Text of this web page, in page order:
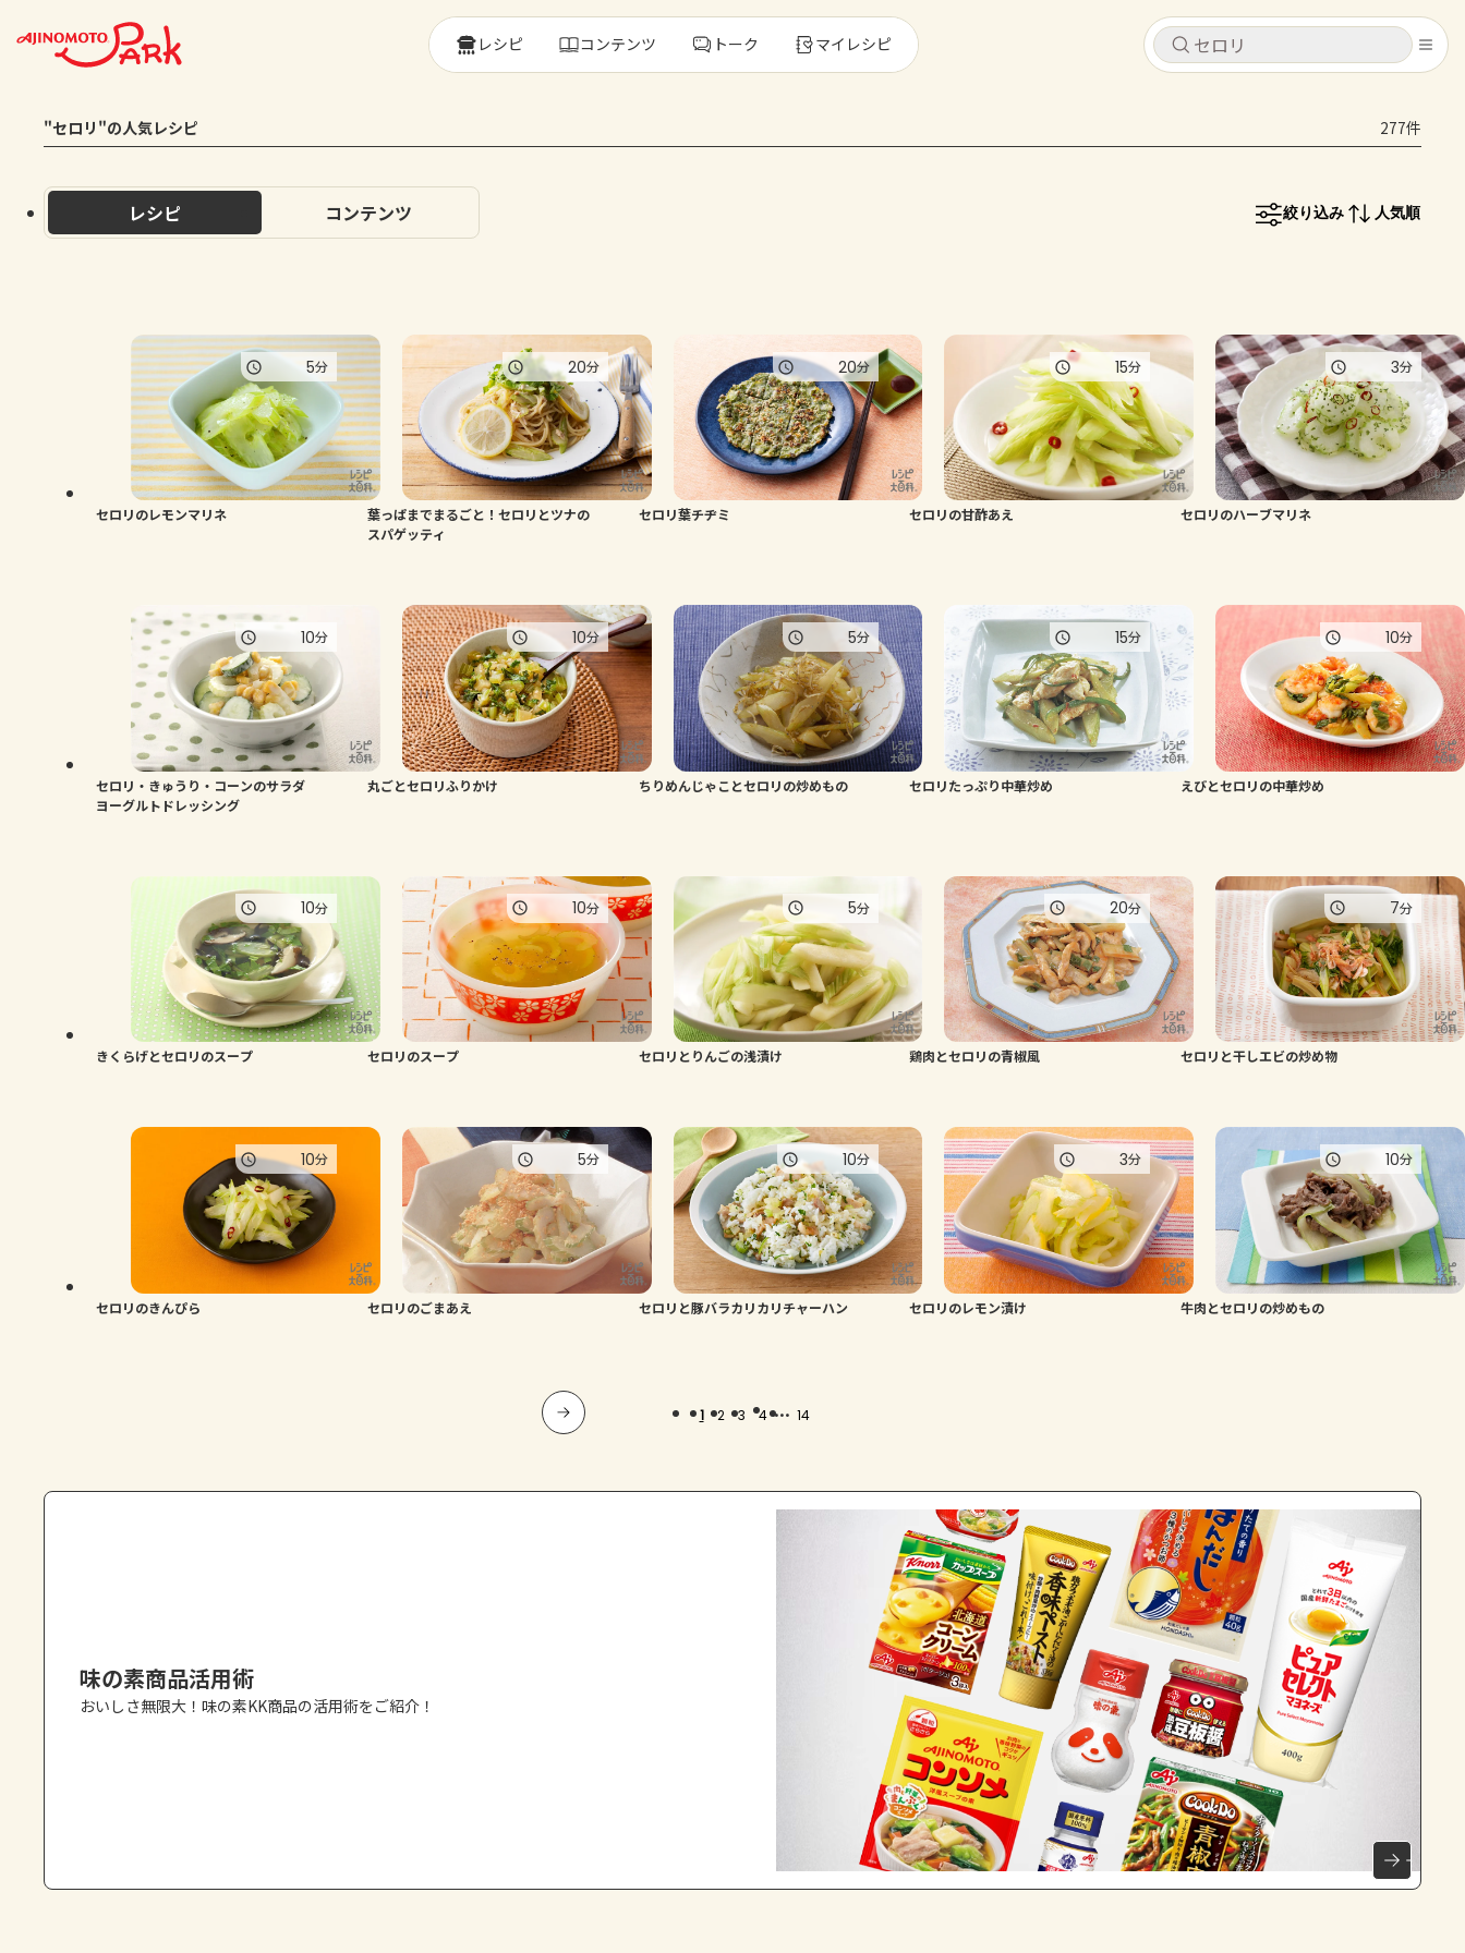
キャンセル
ログインするとレシピを保存できます
コンテンツ
レシピ
トーク
よくあるお問い合わせ
AJINOMOTO PARK とは
キャンセル
レシピ コンテンツ
レシピ コンテンツ トーク マイレシピ
"セロリ"の人気レシピ 277件
レシピ コンテンツ 絞り込み 人気順
セロリのレモンマリネ
5分
葉っぱまでまるごと！セロリとツナの
スパゲッティ
20分
セロリ葉チヂミ
20分
セロリの甘酢あえ
15分
セロリのハーブマリネ
3分
セロリ・きゅうり・コーンのサラダ
ヨーグルトドレッシング
10分
丸ごとセロリふりかけ
10分
ちりめんじゃことセロリの炒めもの
5分
セロリたっぷり中華炒め
15分
えびとセロリの中華炒め
10分
きくらげとセロリのスープ
10分
セロリのスープ
10分
セロリとりんごの浅漬け
5分
鶏肉とセロリの青椒風
20分
セロリと干しエビの炒め物
7分
セロリのきんぴら
10分
セロリのごまあえ
5分
セロリと豚バラカリカリチャーハン
10分
セロリのレモン漬け
3分
牛肉とセロリの炒めもの
10分
1 2 3 4 ... 14
味の素商品活用術
おいしさ無限大！味の素KK商品の活用術をご紹介！